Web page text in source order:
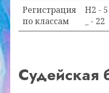
Регистрация
по классам
H2 - 5
_ - 22
Судейская